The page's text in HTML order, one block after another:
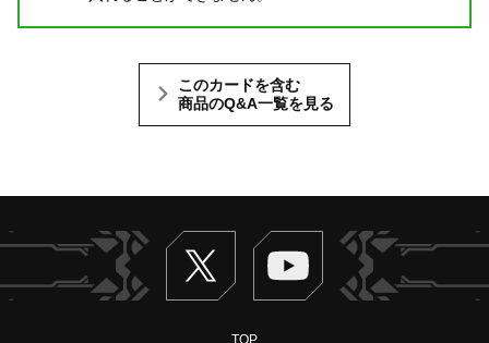
このカードを含む
商品のQ&A一覧を見る
Twitter ヴァンガードch
TOP